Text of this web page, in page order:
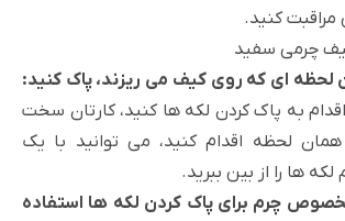
کنید.
چرمی سفید
لحظه ای که روی کیف می ریزند، پاک کنید:
به پاک کردن لکه ها کنید، کارتان سخت
لحظه اقدام کنید، می توانید با یک
ها را از بین ببرید.
چرم برای پاک کردن لکه ها استفاده